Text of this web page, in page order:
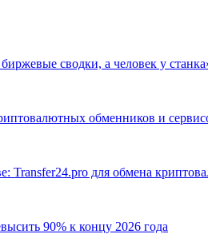
сводки, а человек у
обменников и
Transfer24.pro для обмена
90% к концу 2026 года